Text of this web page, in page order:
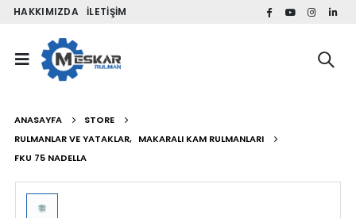
HAKKIMIZDA İLETIŞIM
ANASAYFA
STORE
RULMANLAR VE YATAKLAR, MAKARALI KAM RULMANLARI
FKU 75 NADELLA